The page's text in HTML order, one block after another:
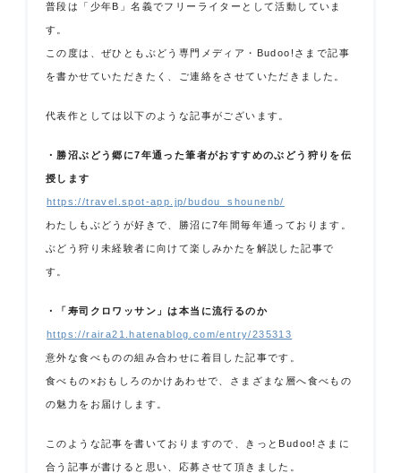
普段は「少年B」名義でフリーライターとして活動していま
す。
この度は、ぜひともぶどう専門メディア・Budoo!さまで記事
を書かせていただきたく、ご連絡をさせていただきました。
代表作としては以下のような記事がございます。
・勝沼ぶどう郷に7年通った筆者がおすすめのぶどう狩りを伝
授します
https://travel.spot-app.jp/budou_shounenb/
わたしもぶどうが好きで、勝沼に7年間毎年通っております。
ぶどう狩り未経験者に向けて楽しみかたを解説した記事で
す。
・「寿司クロワッサン」は本当に流行るのか
https://raira21.hatenablog.com/entry/235313
意外な食べものの組み合わせに着目した記事です。
食べもの×おもしろのかけあわせで、さまざまな層へ食べもの
の魅力をお届けします。
このような記事を書いておりますので、きっとBudoo!さまに
合う記事が書けると思い、応募させて頂きました。